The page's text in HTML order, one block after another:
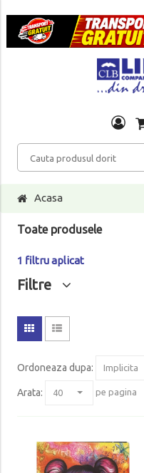
Acasa
Toate produsele
1 filtru aplicat
Filtre
Ordoneaza dupa:
Arata: pe pagina